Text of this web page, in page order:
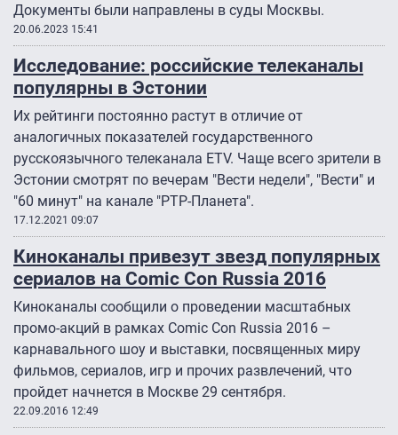
Документы были направлены в суды Москвы.
20.06.2023 15:41
Исследование: российские телеканалы
популярны в Эстонии
Их рейтинги постоянно растут в отличие от
аналогичных показателей государственного
русскоязычного телеканала ETV. Чаще всего зрители в
Эстонии смотрят по вечерам "Вести недели", "Вести" и
"60 минут" на канале "РТР-Планета".
17.12.2021 09:07
Киноканалы привезут звезд популярных
сериалов на Comic Con Russia 2016
Киноканалы сообщили о проведении масштабных
промо-акций в рамках Comic Con Russia 2016 –
карнавального шоу и выставки, посвященных миру
фильмов, сериалов, игр и прочих развлечений, что
пройдет начнется в Москве 29 сентября.
22.09.2016 12:49